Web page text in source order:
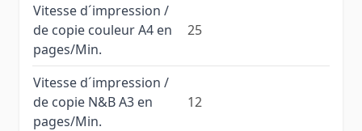
Vitesse d´impression /
de copie couleur A4 en
pages/Min.
25
Vitesse d´impression /
de copie N&B A3 en
pages/Min.
12